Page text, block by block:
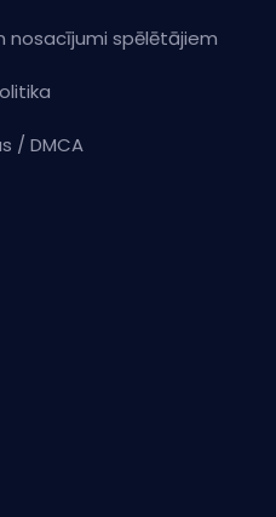
nosacījumi spēlētājiem
/ DMCA